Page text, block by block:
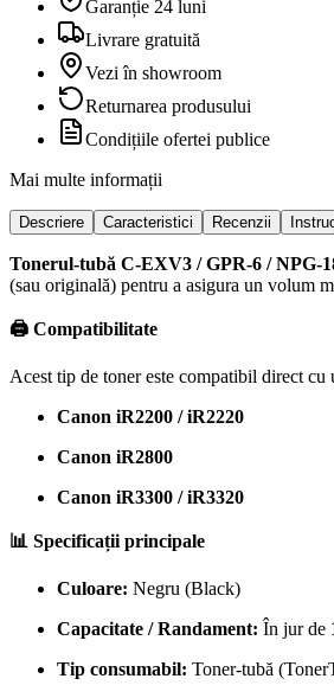
Garanție 24 luni
Livrare gratuită
Vezi în showroom
Returnarea produsului
Condițiile ofertei publice
Mai multe informații
Descriere Caracteristici Recenzii
Tonerul-tubă C-EXV3 / GPR-6 / NPG-
(sau originală) pentru a asigura un volum
🖨️ Compatibilitate
Acest tip de toner este compatibil direct cu
Canon iR2200 / iR2220
Canon iR2800
Canon iR3300 / iR3320
📊 Specificații principale
Culoare: Negru (Black)
Capacitate / Randament: În jur de
Tip consumabil: Toner-tubă